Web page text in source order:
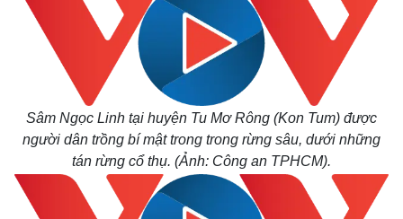
Sâm Ngọc Linh tại huyện Tu Mơ Rông (Kon Tum) được
người dân trồng bí mật trong trong rừng sâu, dưới những
tán rừng cổ thụ. (Ảnh: Công an TPHCM).